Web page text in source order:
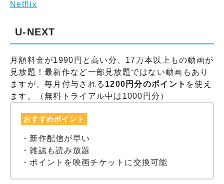
Netflix
U-NEXT
月額料金が1990円と高い分、17万本以上もの動画が
見放題！最新作など一部見放題ではない動画もあり
ますが、毎月付与される 1200円分のポイント を使え
ます。（無料トライアル中は1000円分）
おすすめポイント
・新作配信が早い
・雑誌も読み放題
・ポイントを映画チケットに交換可能